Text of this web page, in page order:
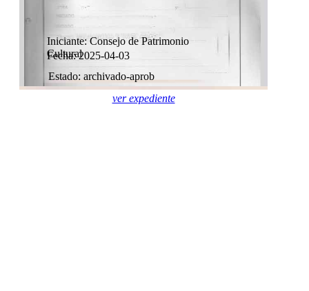
Fecha: 2025-04-03
Estado: archivado-aprob
Iniciante: Consejo de Patrimonio
Cultural
ver expediente